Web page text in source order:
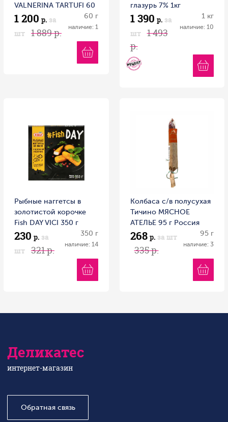
VALNERINA TARTUFI 60
г ст/б
1 200 р. за
шт
1 889 р.
60 г
наличие: 1
глазурь 7% 1кг
1 390 р. за
шт
1 493
р.
1 кг
наличие: 10
Рыбные наггетсы в
золотистой корочке
Fish DAY VICI 350 г
230 р. за
шт
321 р.
350 г
наличие: 14
Колбаса с/в полусухая
Тичино МЯСНОЕ
АТЕЛЬЕ 95 г Россия
268 р. за шт
335 р.
95 г
наличие: 3
Деликатес
интернет-магазин
Обратная связь